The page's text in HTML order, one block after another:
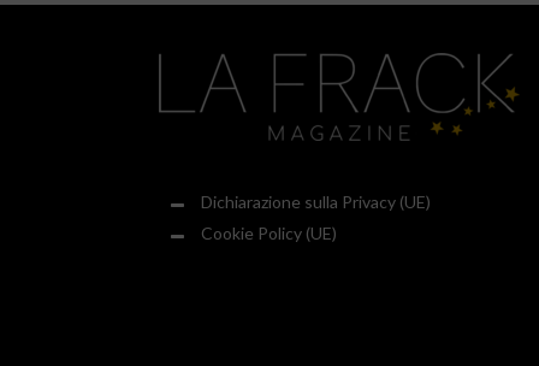
Dichiarazione sulla Privacy (UE)
Cookie Policy (UE)